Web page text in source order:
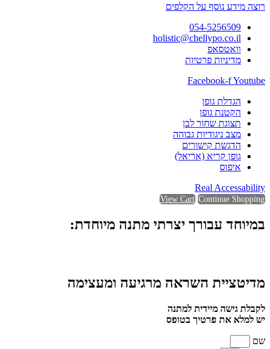
רוצה מידע נוסף על הקלפים
054-5256509
holistic@chellypo.co.il
וואטסאפ
מדיניות פרטיות
Facebook-fYoutube
הגדלת גופן
הקטנת גופן
תצוגת שחור לבן
מצב ניגודיות גבוהה
הדגשת קישורים
גופן קריא (אריאל)
איפוס
Real Accessability
View Cart Continue Shopping
במיוחד עבורך יצרתי מתנה מיוחדת:
מדיטציית השראה מרגיעה ומעצימה
לקבלת גישה מיידית למתנה
יש למלא את פרטיך בטופס
שם